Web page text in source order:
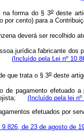
forma do § 3odeste
por cento) para a
deverá ser recolhido
jurídica fabricante dos
(Incluído pela Lei nº
que trata o § 3o deste
de pagamento efetuado
(Incluído pela lei nº
efetuados por
9.826, de 23 de agosto de